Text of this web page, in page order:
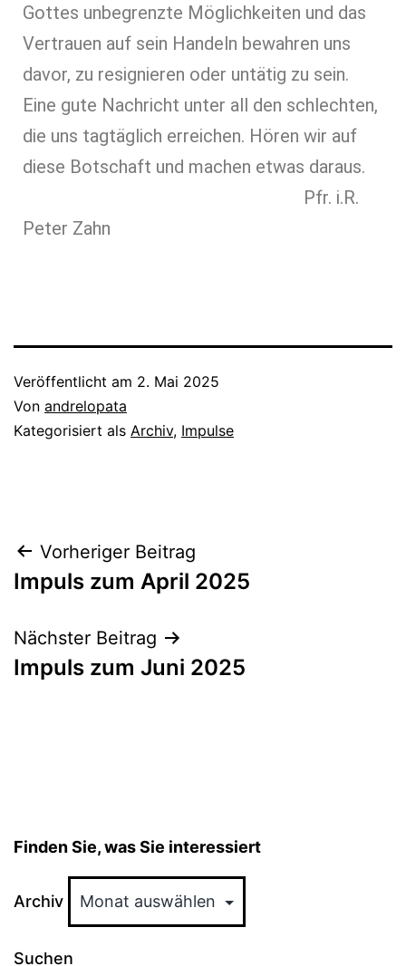
Gottes unbegrenzte Möglichkeiten und das
Vertrauen auf sein Handeln bewahren uns
davor, zu resignieren oder untätig zu sein.
Eine gute Nachricht unter all den schlechten,
die uns tagtäglich erreichen. Hören wir auf
diese Botschaft und machen etwas daraus.
Pfr. i.R.
Peter Zahn
Veröffentlicht am 2. Mai 2025
Von andrelopata
Kategorisiert als Archiv, Impulse
Vorheriger Beitrag
Impuls zum April 2025
Nächster Beitrag
Impuls zum Juni 2025
Finden Sie, was Sie interessiert
Archiv
Suchen